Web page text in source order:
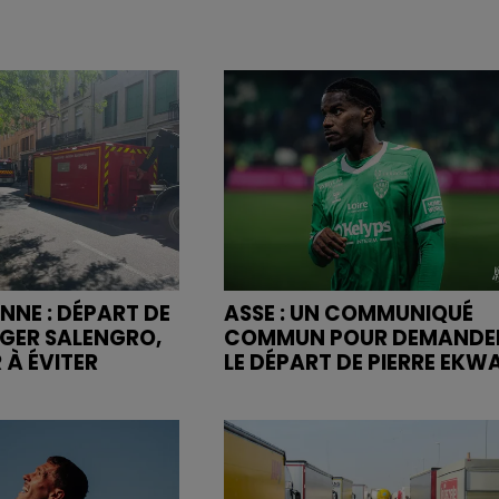
: DÉPART DE
SALENGRO,
À ÉVITER
ASSE : UN COMMUNIQUÉ
COMMUN POUR
LE DÉPART DE PIERRE